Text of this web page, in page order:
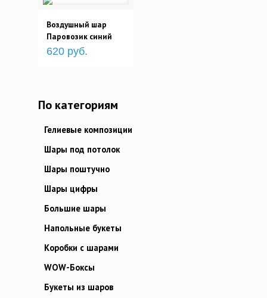
Воздушный шар
Паровозик синий
620 руб.
По категориям
Гелиевые композиции
Шары под потолок
Шары поштучно
Шары цифры
Большие шары
Напольные букеты
Коробки с шарами
WOW-Боксы
Букеты из шаров